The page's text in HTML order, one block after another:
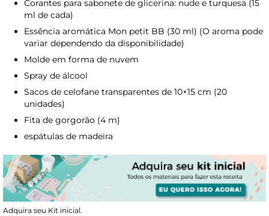
Corantes para sabonete de glicerina: nude e turquesa (15
ml de cada)
Essência aromática Mon petit BB (30 ml) (O aroma pode
variar dependendo da disponibilidade)
Molde em forma de nuvem
Spray de álcool
Sacos de celofane transparentes de 10×15 cm (20
unidades)
Fita de gorgorão (4 m)
espátulas de madeira
Adquira seu Kit inicial.